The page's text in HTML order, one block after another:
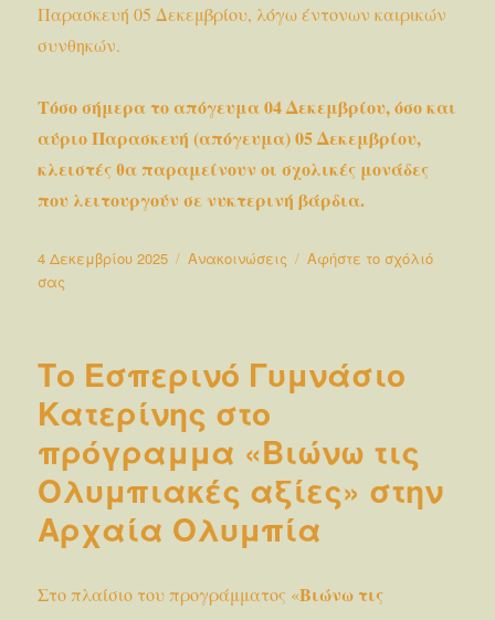
Παρασκευή 05 Δεκεμβρίου, λόγω έντονων καιρικών
συνθηκών.
Τόσο σήμερα το απόγευμα 04 Δεκεμβρίου, όσο και
αύριο Παρασκευή (απόγευμα) 05 Δεκεμβρίου,
κλειστές θα παραμείνουν οι σχολικές μονάδες
που λειτουργούν σε νυκτερινή βάρδια.
Δημοσιεύτηκε
την
4 Δεκεμβρίου 2025 Κατηγορίες
Ανακοινώσεις
Αφήστε το σχόλιό
σας
ΣΕ
τις
Δημοτικές
Ενότητες
του
Δήμου
Κατερίνης
Το Εσπερινό Γυμνάσιο
Κατερίνης στο
πρόγραμμα «Βιώνω τις
Ολυμπιακές αξίες» στην
Αρχαία Ολυμπία
Στο πλαίσιο του προγράμματος «Βιώνω τις